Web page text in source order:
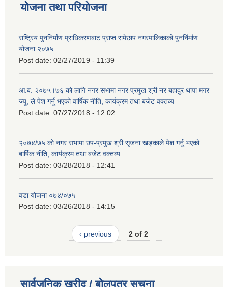
योजना तथा परियोजना
राष्ट्रिय पुननिर्माण प्राधिकरणबाट प्राप्त रामेछाप नगरपालिकाको पुनर्निर्माण
योजना २०७५
Post date: 02/27/2019 - 11:39
आ.ब. २०७५।७६ को लागि नगर सभामा नगर प्रमुख श्री नर बहादुर थापा मगर
ज्यू, ले पेश गर्नु भएको वार्षिक नीति, कार्यक्रम तथा बजेट वक्तव्य
Post date: 07/27/2018 - 12:02
२०७४/७५ को नगर सभामा उप-प्रमुख श्री सृजना खड्काले पेश गर्नु भएको
बार्षिक नीति, कार्यक्रम तथा बजेट वक्तब्य
Post date: 03/28/2018 - 12:41
वडा योजना ०७४/०७५
Post date: 03/26/2018 - 14:15
‹ previous 2 of 2
सार्वजनिक खरीद / बोलपत्र सूचना